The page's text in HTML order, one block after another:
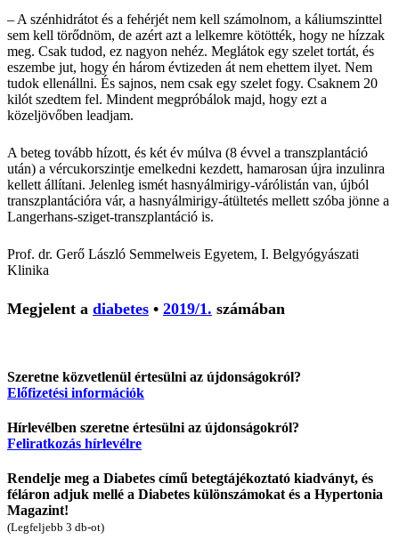
– A szénhidrátot és a fehérjét nem kell számolnom, a káliumszinttel
sem kell törődnöm, de azért azt a lelkemre kötötték, hogy ne hízzak
meg. Csak tudod, ez nagyon nehéz. Meglátok egy szelet tortát, és
eszembe jut, hogy én három évtizeden át nem ehettem ilyet. Nem
tudok ellenállni. És sajnos, nem csak egy szelet fogy. Csaknem 20
kilót szedtem fel. Mindent megpróbálok majd, hogy ezt a
közeljövőben leadjam.
A beteg tovább hízott, és két év múlva (8 évvel a transzplantáció
után) a vércukorszintje emelkedni kezdett, hamarosan újra inzulinra
kellett állítani. Jelenleg ismét hasnyálmirigy-várólistán van, újból
transzplantációra vár, a hasnyálmirigy-átültetés mellett szóba jönne a
Langerhans-sziget-transzplantáció is.
Prof. dr. Gerő László Semmelweis Egyetem, I. Belgyógyászati
Klinika
Megjelent a diabetes • 2019/1. számában
Szeretne közvetlenül értesülni az újdonságokról?
Előfizetési információk
Hírlevélben szeretne értesülni az újdonságokról?
Feliratkozás hírlevélre
Rendelje meg a Diabetes című betegtájékoztató kiadványt, és
féláron adjuk mellé a Diabetes különszámokat és a Hypertonia
Magazint!
(Legfeljebb 3 db-ot)